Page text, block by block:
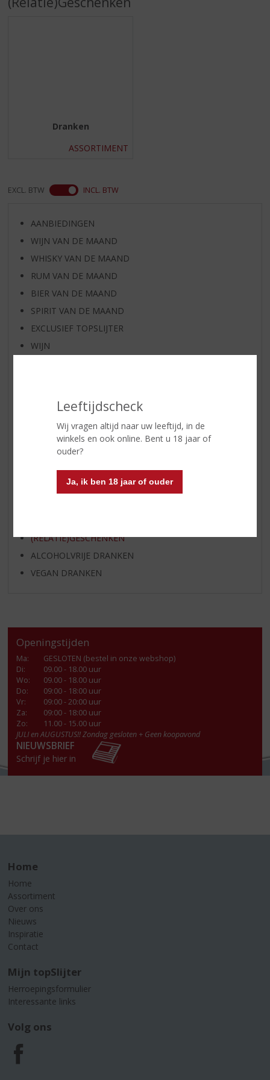
i
Leeftijdscheck
Wij vragen altijd naar uw leeftijd, in de
winkels en ook online. Bent u 18 jaar of
ouder?
Ja, ik ben 18 jaar of ouder
Dranken
ASSORTIMENT
EXCL. BTW INCL. BTW
AANBIEDINGEN
WIJN VAN DE MAAND
WHISKY VAN DE MAAND
RUM VAN DE MAAND
BIER VAN DE MAAND
SPIRIT VAN DE MAAND
EXCLUSIEF TOPSLIJTER
WIJN
GEDISTILLEERD OVERIG
SHOTJES
KANT EN KLAAR
FRISDRANK
ETENSWAREN
(RELATIE)GESCHENKEN
ALCOHOLVRIJE DRANKEN
VEGAN DRANKEN
Openingstijden
Ma:
GESLOTEN (bestel in onze webshop)
Di:
09.00 - 18.00 uur
Wo:
09.00 - 18.00 uur
Do:
09:00 - 18:00 uur
Vr:
09:00 - 20:00 uur
Za:
09:00 - 18:00 uur
Zo:
11.00 - 15.00 uur
JULI en AUGUSTUS!! Zondag gesloten + Geen koopavond
NIEUWSBRIEF
Schrijf je hier in
Home
Home
Assortiment
Over ons
Nieuws
Inspiratie
Contact
Mijn topSlijter
Herroepingsformulier
Interessante links
Volg ons
F